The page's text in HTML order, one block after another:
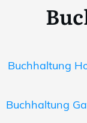
Buchhaltung
Buchhaltung